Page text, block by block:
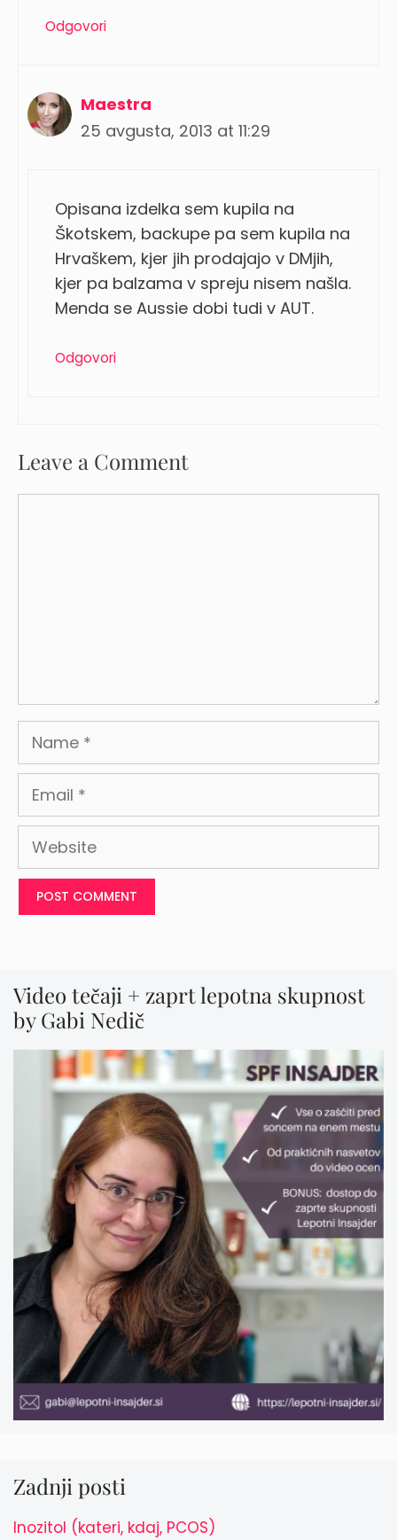
Odgovori
Maestra
25 avgusta, 2013 at 11:29
Opisana izdelka sem kupila na
Škotskem, backupe pa sem kupila na
Hrvaškem, kjer jih prodajajo v DMjih,
kjer pa balzama v spreju nisem našla.
Menda se Aussie dobi tudi v AUT.
Odgovori
Leave a Comment
Name
Email
Website
Video tečaji + zaprt lepotna skupnost
by Gabi Nedič
Zadnji posti
Inozitol (kateri, kdaj, PCOS)